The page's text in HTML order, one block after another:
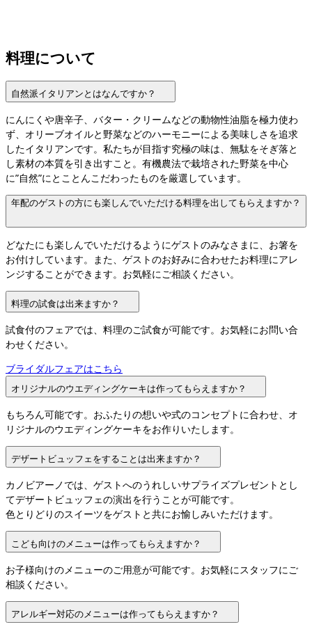
料理について
自然派イタリアンとはなんですか？
にんにくや唐辛子、バター・クリームなどの動物性油脂を極力使わ
ず、オリーブオイルと野菜などのハーモニーによる美味しさを追求
したイタリアンです。私たちが目指す究極の味は、無駄をそぎ落と
し素材の本質を引き出すこと。有機農法で栽培された野菜を中心
に”自然”にとことんこだわったものを厳選しています。
年配のゲストの方にも楽しんでいただける料理を出してもらえますか？
どなたにも楽しんでいただけるようにゲストのみなさまに、お箸を
お付けしています。また、ゲストのお好みに合わせたお料理にアレ
ンジすることができます。お気軽にご相談ください。
料理の試食は出来ますか？
試食付のフェアでは、料理のご試食が可能です。お気軽にお問い合
わせください。
ブライダルフェアはこちら
オリジナルのウエディングケーキは作ってもらえますか？
もちろん可能です。おふたりの想いや式のコンセプトに合わせ、オ
リジナルのウエディングケーキをお作りいたします。
デザートビュッフェをすることは出来ますか？
カノビアーノでは、ゲストへのうれしいサプライズプレゼントとし
てデザートビュッフェの演出を行うことが可能です。
色とりどりのスイーツをゲストと共にお愉しみいただけます。
こども向けのメニューは作ってもらえますか？
お子様向けのメニューのご用意が可能です。お気軽にスタッフにご
相談ください。
アレルギー対応のメニューは作ってもらえますか？